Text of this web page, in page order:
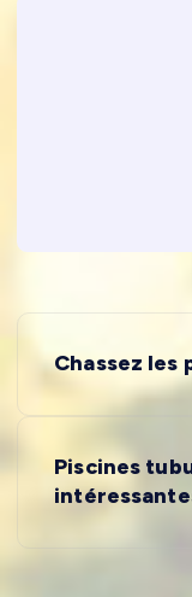
N Chassez les
Piscines